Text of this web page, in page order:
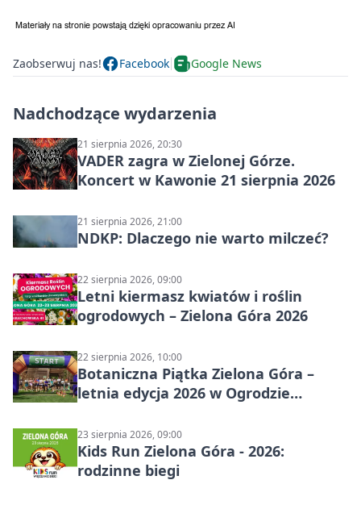
Zaobserwuj nas! Facebook Google News
Nadchodzące wydarzenia
21 sierpnia 2026, 20:30
VADER zagra w Zielonej Górze.
Koncert w Kawonie 21 sierpnia 2026
21 sierpnia 2026, 21:00
NDKP: Dlaczego nie warto milczeć?
22 sierpnia 2026, 09:00
Letni kiermasz kwiatów i roślin
ogrodowych – Zielona Góra 2026
22 sierpnia 2026, 10:00
Botaniczna Piątka Zielona Góra –
letnia edycja 2026 w Ogrodzie
23 sierpnia 2026, 09:00
Kids Run Zielona Góra - 2026:
rodzinne biegi